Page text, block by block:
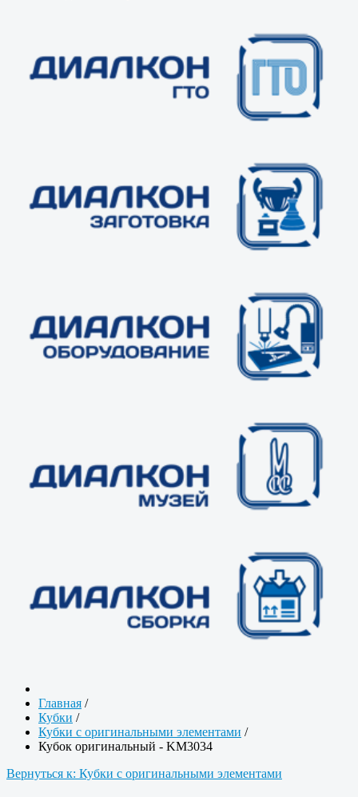
Главная /
Кубки /
Кубки с оригинальными элементами /
Кубок оригинальный - KM3034
Вернуться к: Кубки с оригинальными элементами